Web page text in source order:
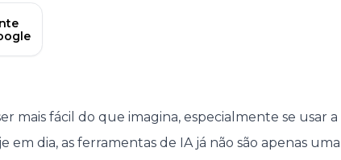
mais fácil do que imagina, especialmente se usar
em dia, as ferramentas de IA já não são apenas